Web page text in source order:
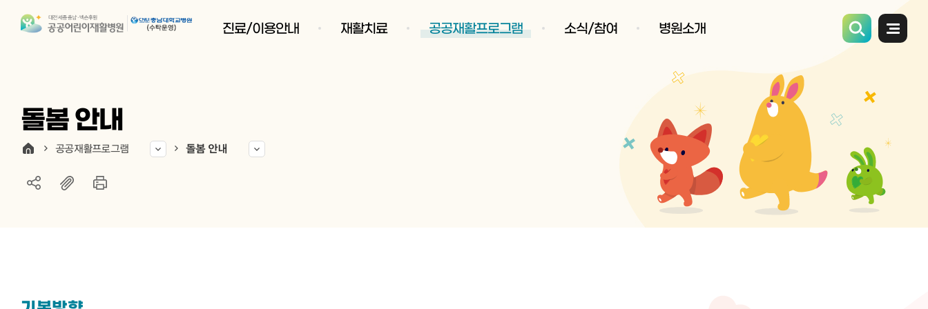
전체메
진료/이용안내 재활치료 공공재활프로그램 소식/참여 병원소개
돌봄 안내
공공재활프로그램 돌봄 안내